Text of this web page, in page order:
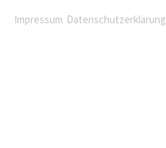
Impressum Datenschutzerklärung